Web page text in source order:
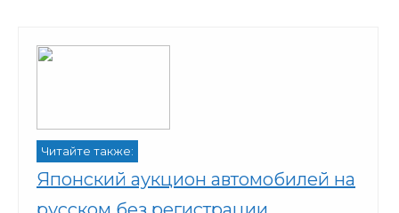
Читайте также:
Японский аукцион автомобилей на